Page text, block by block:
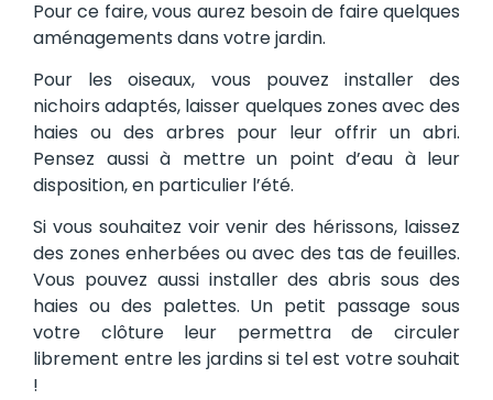
Pour ce faire, vous aurez besoin de faire quelques
aménagements dans votre jardin.
Pour les oiseaux, vous pouvez installer des
nichoirs adaptés, laisser quelques zones avec des
haies ou des arbres pour leur offrir un abri.
Pensez aussi à mettre un point d’eau à leur
disposition, en particulier l’été.
Si vous souhaitez voir venir des hérissons, laissez
des zones enherbées ou avec des tas de feuilles.
Vous pouvez aussi installer des abris sous des
haies ou des palettes. Un petit passage sous
votre clôture leur permettra de circuler
librement entre les jardins si tel est votre souhait
!